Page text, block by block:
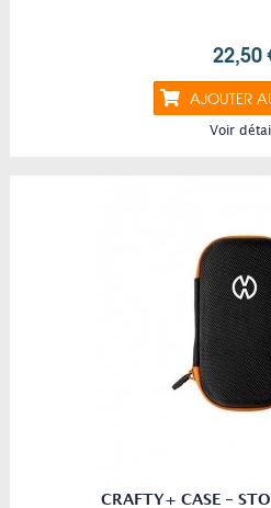
22,50
AJOUTER
Voir
CRAFTY+ CASE -